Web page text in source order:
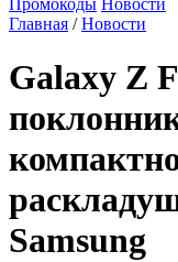
Промокоды Новости
Главная /Новости
Galaxy Z
Samsung